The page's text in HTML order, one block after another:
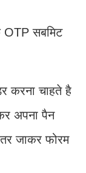
सबमिट
करना चाहते है
अपना पैन
जाकर फोरम